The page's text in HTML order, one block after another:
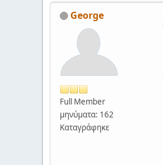
George
Full Member
μηνύματα: 162
Καταγράφηκε